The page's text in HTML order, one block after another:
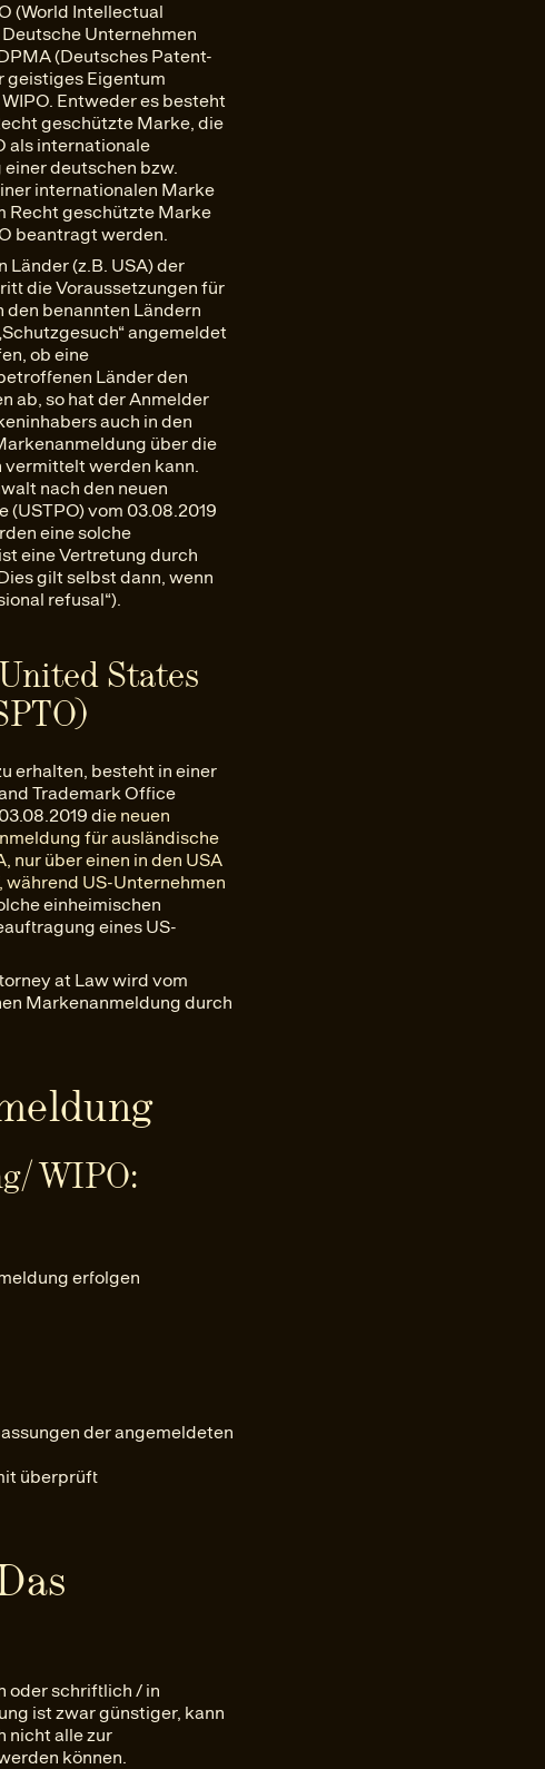
(World Intellectual
Unternehmen
(Deutsches Patent-
geistiges Eigentum
Entweder es besteht
geschützte Marke, die
als internationale
deutschen bzw.
internationalen Marke
Recht geschützte Marke
beantragt werden.
(z.B. USA) der
die Voraussetzungen für
benannten Ländern
angemeldet
ob eine
Länder den
ab, so hat der Anmelder
auch in den
über die
vermittelt werden kann.
nach den neuen
vom 03.08.2019
eine solche
eine Vertretung durch
gilt selbst dann, wenn
refusal“).
States
erhalten, besteht in einer
Trademark Office
die neuen
für ausländische
nur über einen in den USA
während US-Unternehmen
einheimischen
eines US-
at Law wird vom
Markenanmeldung durch
WIPO:
erfolgen
der angemeldeten
überprüft
oder schriftlich / in
ist zwar günstiger, kann
nicht alle zur
können.